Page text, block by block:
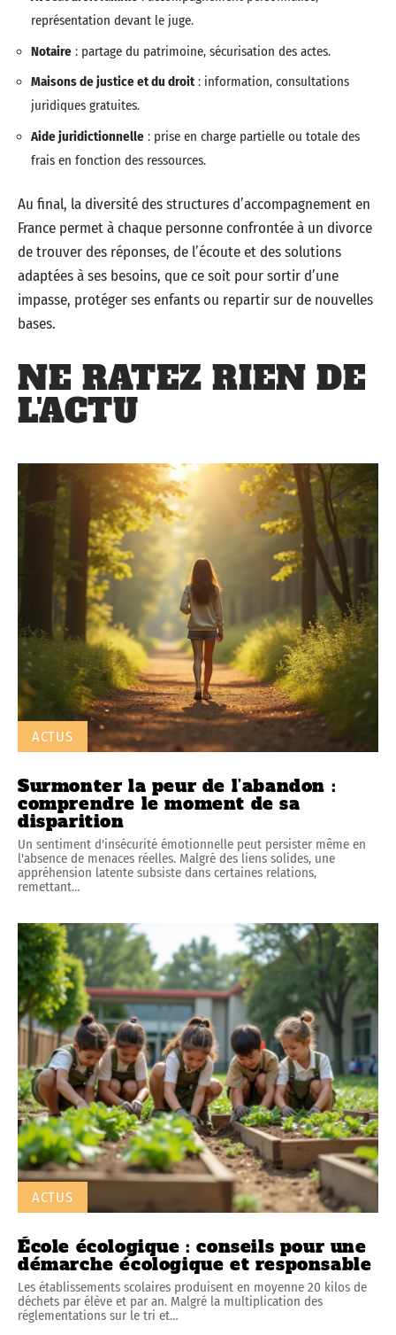
représentation devant le juge.
Notaire : partage du patrimoine, sécurisation des actes.
Maisons de justice et du droit: information, consultations
juridiques gratuites.
Aide juridictionnelle : prise en charge partielle ou totale des
frais en fonction des ressources.
Au final, la diversité des structures d’accompagnement en
France permet à chaque personne confrontée à un divorce
de trouver des réponses, de l’écoute et des solutions
adaptées à ses besoins, que ce soit pour sortir d’une
impasse, protéger ses enfants ou repartir sur de nouvelles
bases.
NE RATEZ RIEN DE
L'ACTU
ACTUS
Surmonter la peur de l’abandon :
comprendre le moment de sa
disparition
Un sentiment d'insécurité émotionnelle peut persister même en
l'absence de menaces réelles. Malgré des liens solides, une
appréhension latente subsiste dans certaines relations,
remettant…
ACTUS
École écologique : conseils pour une
démarche écologique et responsable
Les établissements scolaires produisent en moyenne 20 kilos de
déchets par élève et par an. Malgré la multiplication des
réglementations sur le tri et…